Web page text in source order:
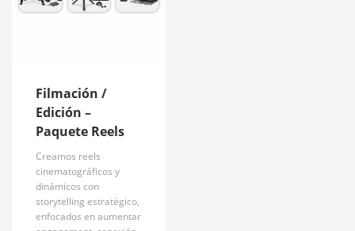
Filmación /
Edición –
Paquete Reels
Creamos reels
cinematográficos y
dinámicos con
storytelling estratégico,
enfocados en aumentar